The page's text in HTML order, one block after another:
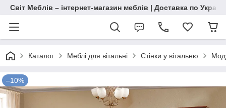
Світ Меблів – інтернет-магазин меблів | Доставка по
Каталог Меблі для вітальні Стінки у вітальню
–10%